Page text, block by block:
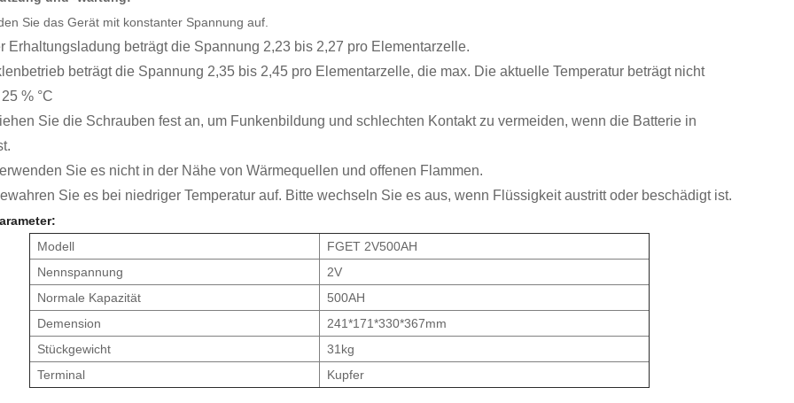
Sie das Gerät mit konstanter Spannung auf.
Erhaltungsladung beträgt die Spannung 2,23 bis 2,27 pro Elementarzelle.
beträgt die Spannung 2,35 bis 2,45 pro Elementarzelle, die max. Die aktuelle Temperatur beträgt nicht
% °C
Sie die Schrauben fest an, um Funkenbildung und schlechten Kontakt zu vermeiden, wenn die Batterie in
Sie es nicht in der Nähe von Wärmequellen und offenen Flammen.
Sie es bei niedriger Temperatur auf. Bitte wechseln Sie es aus, wenn Flüssigkeit austritt oder beschädigt ist.
Modell
FGET 2V500AH
Nennspannung
2V
Normale Kapazität
500AH
Demension
241*171*330*367mm
Stückgewicht
31kg
Terminal
Kupfer